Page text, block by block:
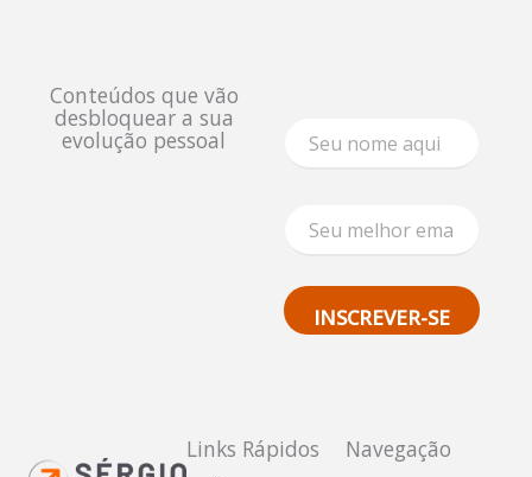
Conteúdos que vão
desbloquear a sua
evolução pessoal
E
m
a
l
*
INSCREVER-SE
Links Rápidos
Navegação